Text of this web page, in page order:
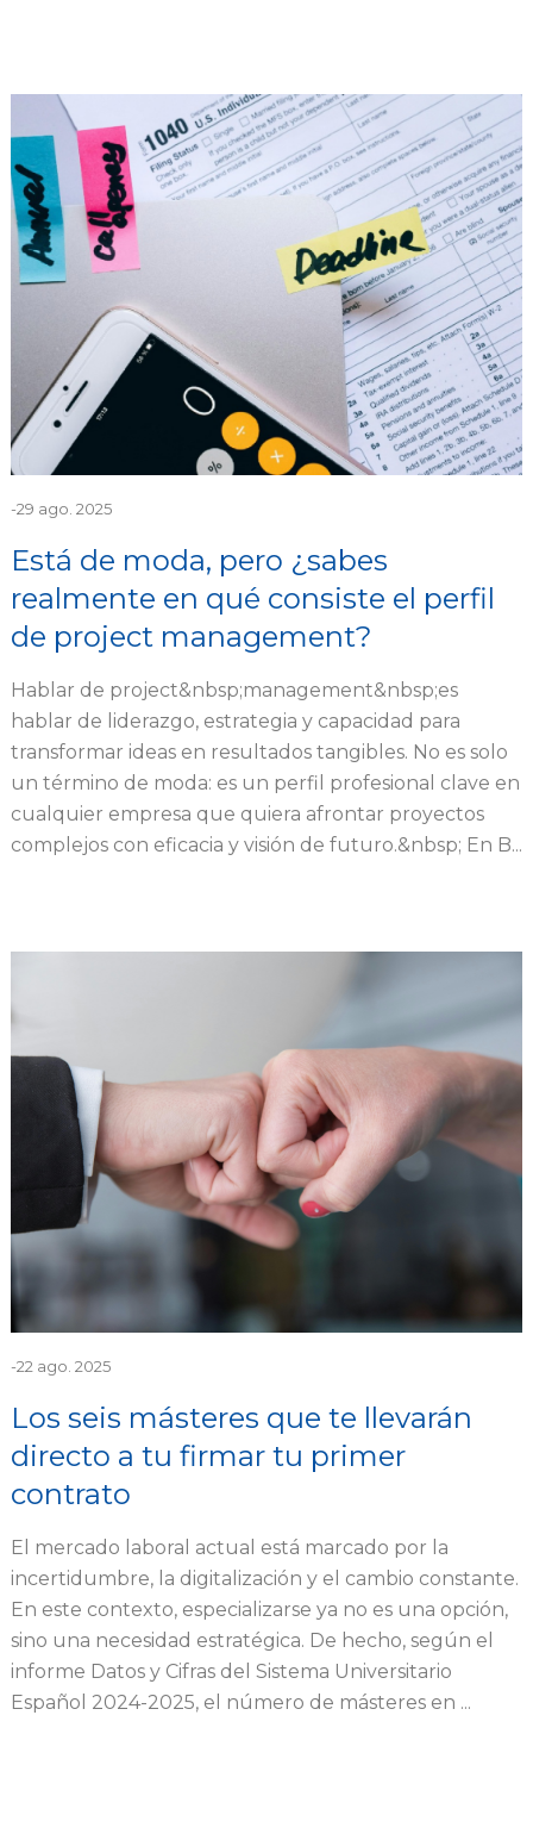
-29 ago. 2025
Está de moda, pero ¿sabes
realmente en qué consiste el perfil
de project management?
Hablar de project&nbsp;management&nbsp;es
hablar de liderazgo, estrategia y capacidad para
transformar ideas en resultados tangibles. No es solo
un término de moda: es un perfil profesional clave en
cualquier empresa que quiera afrontar proyectos
complejos con eficacia y visión de futuro.&nbsp; En B...
-22 ago. 2025
Los seis másteres que te llevarán
directo a tu firmar tu primer
contrato
El mercado laboral actual está marcado por la
incertidumbre, la digitalización y el cambio constante.
En este contexto, especializarse ya no es una opción,
sino una necesidad estratégica. De hecho, según el
informe Datos y Cifras del Sistema Universitario
Español 2024-2025, el número de másteres en ...